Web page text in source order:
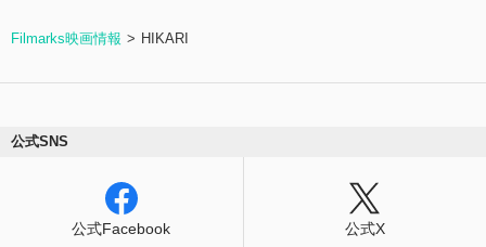
Filmarks映画情報 HIKARI
公式SNS
公式Facebook 公式X